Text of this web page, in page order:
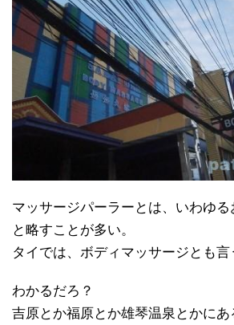
マッサージパーラーとは、いわゆ
と略すことが多い。
タイでは、ボディマッサージとも言
わかるだろ？
吉原とか福原とか雄琴温泉とかにあ